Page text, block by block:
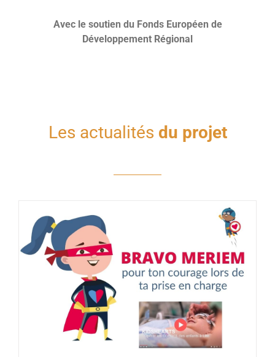
Avec le soutien du Fonds Européen de
Développement Régional
Les actualités du projet